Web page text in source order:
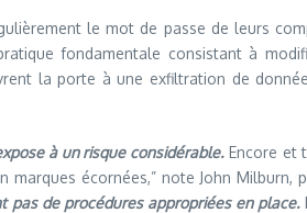
le mot de passe de leurs
fondamentale consistant à
la porte à une exfiltration de
à un risque considérable.Encore et
écornées,” note John Milburn,
pas de procédures appropriées en place.